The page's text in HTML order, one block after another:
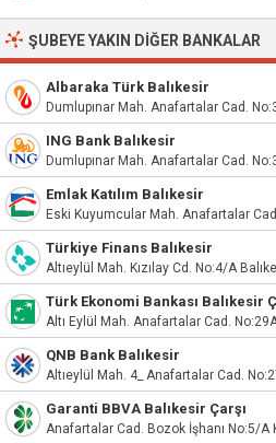
ŞUBEYE YAKIN DIĞER BANKALAR
Albaraka Türk Balıkesir
Dumlupınar Mah. Anafartalar Cad.
ING Bank Balıkesir
Dumlupınar Mah. Anafartalar Cad.
Emlak Katılım Balıkesir
Eski Kuyumcular Mah. Anafartalar
Türkiye Finans Balıkesir
Altıeylül Mah. Kızılay Cd. No:4/A
Türk Ekonomi Bankası Balıkesir
Altı Eylül Mah. Anafartalar Cad.
QNB Bank Balıkesir
Altıeylül Mah. 4_ Anafartalar Cad.
Garanti BBVA Balıkesir Çarşı
Anafartalar Cad. Bozok İşhanı No:5/A